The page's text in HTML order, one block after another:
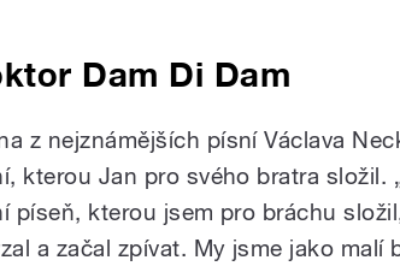
Dam Di Dam
z nejznámějších písní Václava
kterou Jan pro svého bratra složil.
píseň, kterou jsem pro bráchu
a začal zpívat. My jsme jako malí